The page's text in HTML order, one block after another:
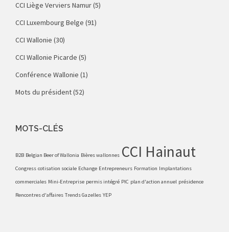
CCI Liège Verviers Namur(5)
CCI Luxembourg Belge (91)
CCI Wallonie (30)
CCI Wallonie Picarde (5)
Conférence Wallonie (1)
Mots du président(52)
MOTS-CLÉS
B2B Belgian Beer of Wallonia Bières wallonnes CCI Hainaut
Congress cotisation sociale Echange Entrepreneurs Formation Implantations
commerciales Mini-Entreprise permis intégré PIC plan d'action annuel présidence
Rencontres d'affaires Trends Gazelles YEP